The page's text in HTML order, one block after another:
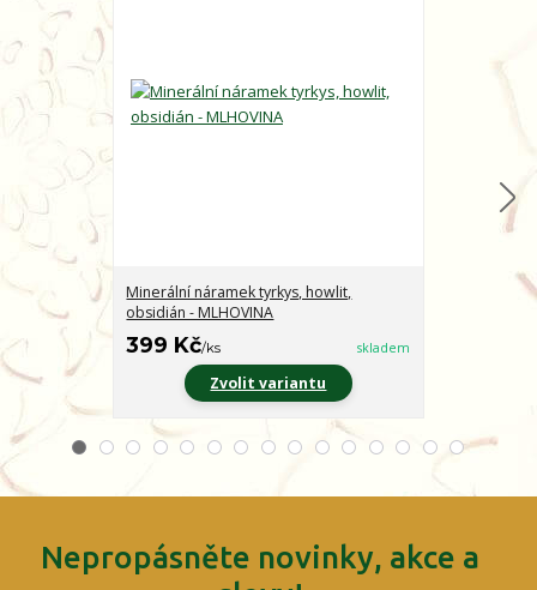
Minerální náramek tyrkys, howlit,
obsidián - MLHOVINA
399 Kč/ks skladem
Zvolit variantu
Minerální
Nepropásněte novinky, akce a